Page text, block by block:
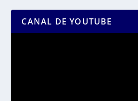
CANAL DE YOUTUBE